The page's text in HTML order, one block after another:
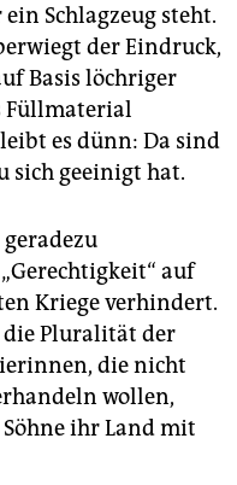
Schlagzeug steht.
der Eindruck,
Basis löchriger
Füllmaterial
es dünn: Da sind
sich geeinigt hat.
auf
Kriege verhindert.
die Pluralität der
die nicht
wollen,
ihr Land mit